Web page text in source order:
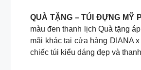
QUÀ TẶNG – TÚI ĐỰNG MỸ
màu đen thanh lịch Quà tặng
mãi khác tại cửa hàng DIANA
chiếc túi kiểu dáng đẹp và